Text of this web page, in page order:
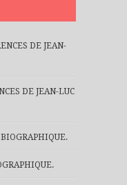
DE JEAN-
DE JEAN-LUC